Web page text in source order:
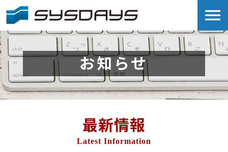
menu
お知らせ
最新情報
Latest Information